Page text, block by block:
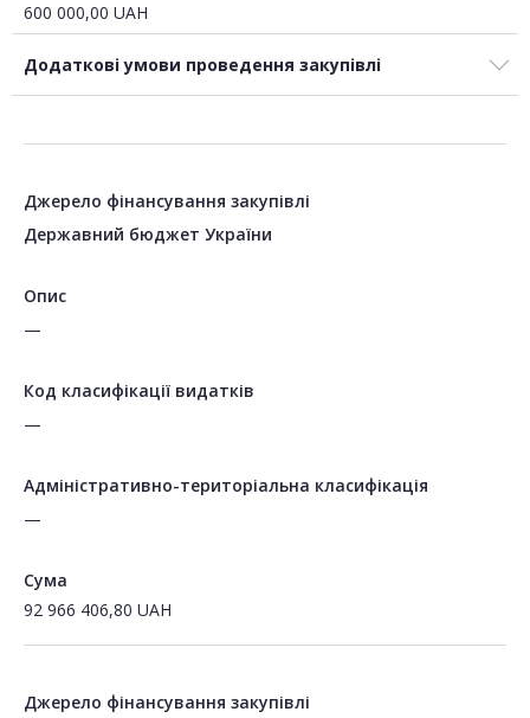
600 000,00 UAH
Додаткові умови проведення закупівлі
Джерело фінансування закупівлі
Державний бюджет України
Опис
—
Код класифікації видатків
—
Адміністративно-територіальна класифікація
—
Сума
92 966 406,80 UAH
Джерело фінансування закупівлі